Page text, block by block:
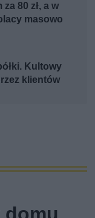
80 zł, a w
masowo
Kultowy
klientów